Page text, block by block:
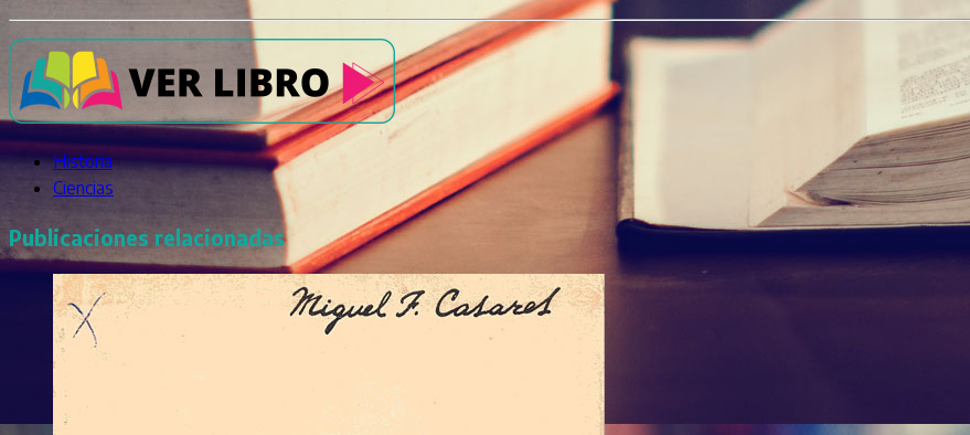
Historia
Ciencias
Publicaciones relacionadas